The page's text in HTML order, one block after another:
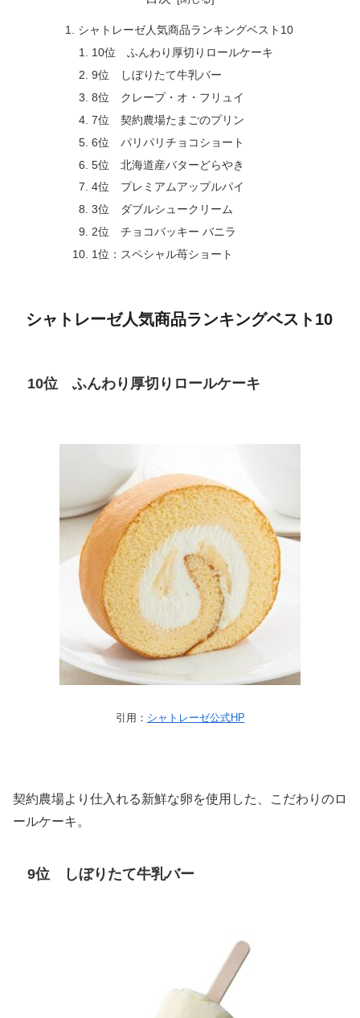
シャトレーゼ人気商品ランキングベスト10
10位 ふんわり厚切りロールケーキ
9位 しぼりたて牛乳バー
8位 クレープ・オ・フリュイ
7位 契約農場たまごのプリン
6位 パリパリチョコショート
5位 北海道産バターどらやき
4位 プレミアムアップルパイ
3位 ダブルシュークリーム
2位 チョコバッキー バニラ
1位：スペシャル苺ショート
シャトレーゼ人気商品ランキングベスト10
10位 ふんわり厚切りロールケーキ
引用： シャトレーゼ公式HP
契約農場より仕入れる新鮮な卵を使用した、こだわりのロ
ールケーキ。
9位 しぼりたて牛乳バー